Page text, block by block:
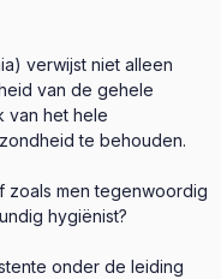
verwijst niet alleen
van de gehele
van het hele
te behouden.
zoals men tegenwoordig
hygiënist?
onder de leiding